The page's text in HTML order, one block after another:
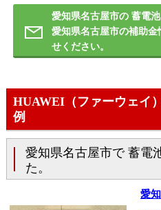
愛知県名古屋市の 蓄電
愛知県名古屋市の補助
せください。
HUAWEI（ファーウェイ
例
愛知県名古屋市で 蓄電
た。
愛